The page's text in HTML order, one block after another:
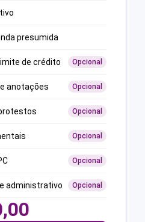
presumida
de crédito Opcional
anotações Opcional
Opcional
Opcional
Opcional
administrativo Opcional